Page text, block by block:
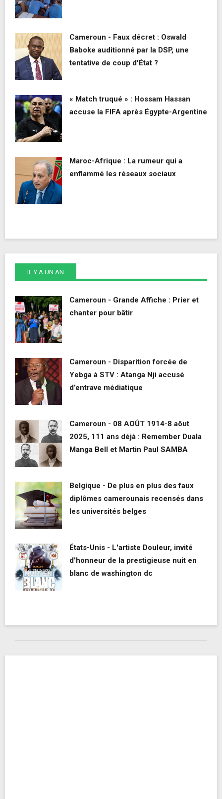
Cameroun - Faux décret : Oswald
Baboke auditionné par la DSP, une
tentative de coup d'État ?
« Match truqué » : Hossam Hassan
accuse la FIFA après Égypte-Argentine
Maroc-Afrique : La rumeur qui a
enflammé les réseaux sociaux
IL Y A UN AN
Cameroun - Grande Affiche : Prier et
chanter pour bâtir
Cameroun - Disparition forcée de
Yebga à STV : Atanga Nji accusé
d’entrave médiatique
Cameroun - 08 AOÛT 1914-8 aôut
2025, 111 ans déjà : Remember Duala
Manga Bell et Martin Paul SAMBA
Belgique - De plus en plus des faux
diplômes camerounais recensés dans
les universités belges
États-Unis - L'artiste Douleur, invité
d'honneur de la prestigieuse nuit en
blanc de washington dc